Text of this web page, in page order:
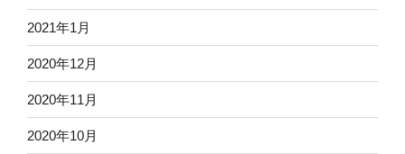
2021年1月
2020年12月
2020年11月
2020年10月